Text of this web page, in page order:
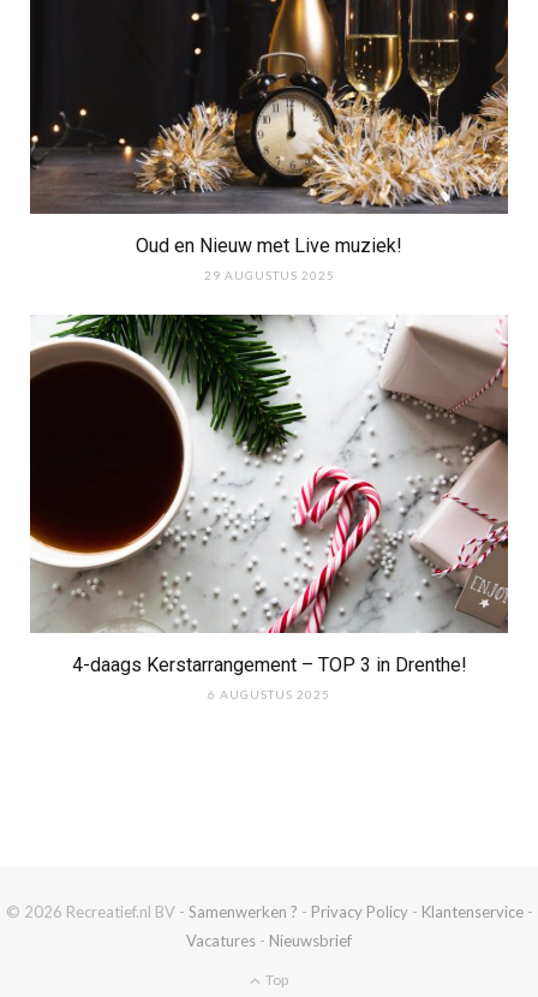
Oud en Nieuw met Live muziek!
29 AUGUSTUS 2025
4-daags Kerstarrangement – TOP 3 in Drenthe!
6 AUGUSTUS 2025
© 2026 Recreatief.nl BV - Samenwerken ? - Privacy Policy- Klantenservice-
Vacatures - Nieuwsbrief
Top